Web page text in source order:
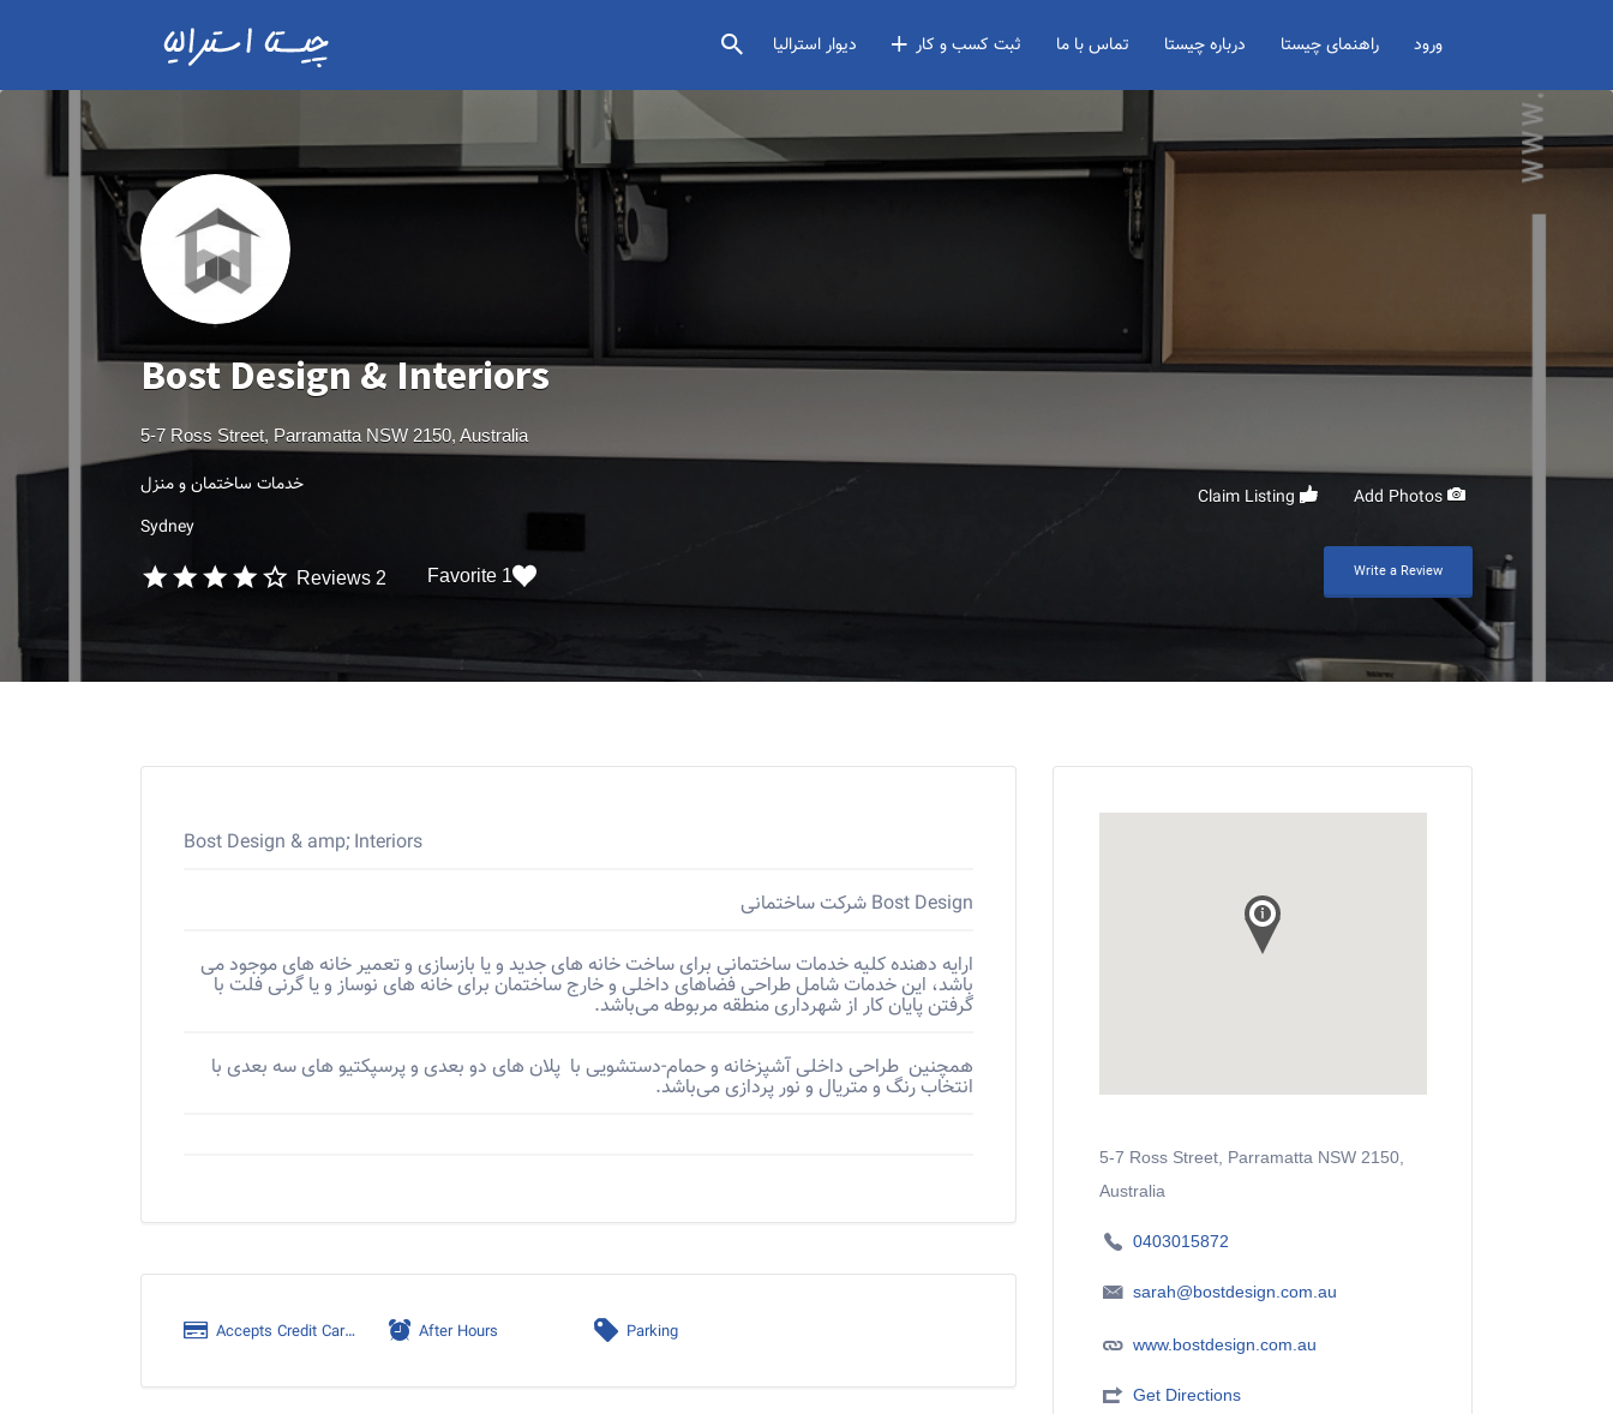
دیوار استرالیا ثبت کسب و کار تماس با ما درباره چیستا راهنمای چیستا ورود
Bost Design & Interiors
5-7 Ross Street, Parramatta NSW 2150, Australia
خدمات ساختمان و منزل
Sydney
2 Reviews 1 Favorite Write a Review
5-7 Ross Street, Parramatta NSW 2150,
Australia
0403015872
sarah@bostdesign.com.au
www.bostdesign.com.au
Get Directions
Bost Design & amp; Interiors
Bost Design شرکت ساختمانی
ارایه دهنده کلیه خدمات ساختمانی برای ساخت خانه های جدید و یا بازسازی و تعمیر خانه های موجود می
باشد، این خدمات شامل طراحی فضاهای داخلی و خارج ساختمان برای خانه های نوساز و یا گرنی فلت با
گرفتن پایان کار از شهرداری منطقه مربوطه می‌باشد.
همچنین طراحی داخلی آشپزخانه و حمام-دستشویی با پلان های دو بعدی و پرسپکتیو های سه بعدی با
انتخاب رنگ و متریال و نور پردازی می‌باشد.
Accepts Credit Cards After Hours Parking